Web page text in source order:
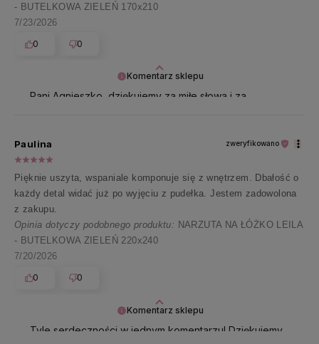
Komentarz sklepu
Pani Agnieszko, dziękujemy za miłe słowa i za
- BUTELKOWA ZIELEŃ 170x210
7/23/2026
0
0
Komentarz sklepu
Tyle serdeczności w jednym komentarzu! Dziękujemy
Paulina zweryfikowano
Pięknie uszyta, wspaniale komponuje się z wnętrzem. Dbałość o
każdy detal widać już po wyjęciu z pudełka. Jestem zadowolona
z zakupu.
Opinia dotyczy podobnego produktu: NARZUTA NA ŁÓŻKO LEILA
- BUTELKOWA ZIELEŃ 220x240
7/20/2026
0
0